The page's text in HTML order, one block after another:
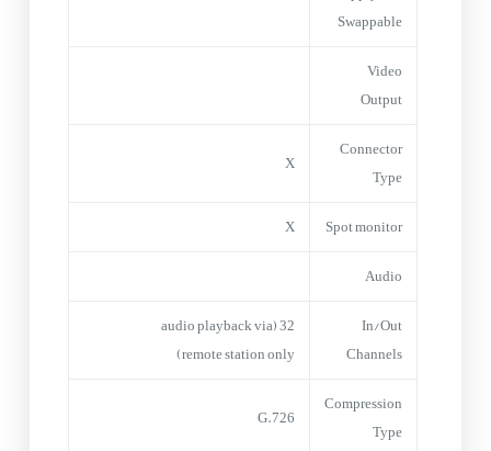
Swappable
Video
Output
Connector
Type
X
Spot monitor
X
Audio
In/Out
Channels
32 (audio playback via
remote station only)
Compression
Type
G.726